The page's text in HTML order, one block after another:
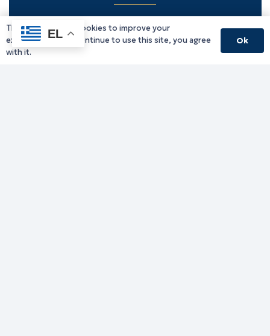
Υπηρεσίες Δράμας
Υπηρεσίες Καβάλας
EL
This website uses cookies to improve your
experience. If you continue to use this site, you agree
with it.
Ok